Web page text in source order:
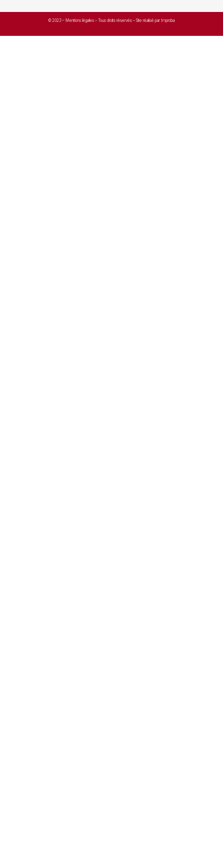
© 2023 – Mentions légales – Tous droits réservés – Site réalisé par Improba